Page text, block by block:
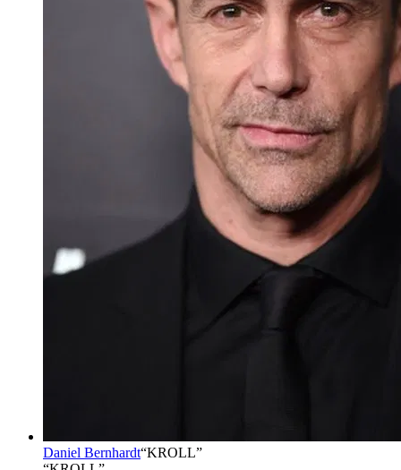
Daniel Bernhardt“KROLL”